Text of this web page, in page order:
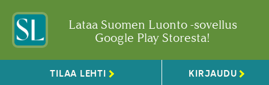
Lataa Suomen Luonto -sovellus
Google Play Storesta!
TILAA LEHTI KIRJAUDU